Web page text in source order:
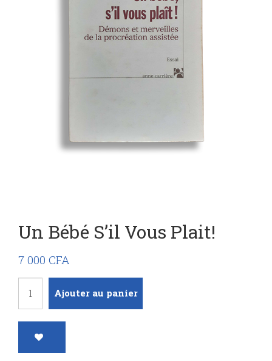
Un Bébé S’il Vous Plait!
7 000 CFA
Un
bébé
Ajouter au panier